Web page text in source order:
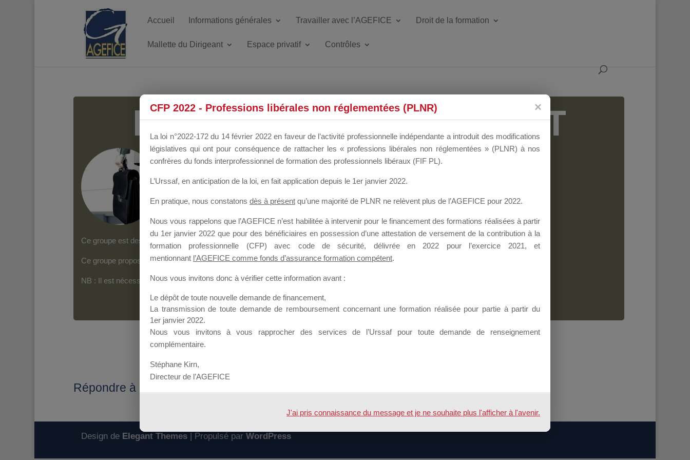
Accueil Informations générales Travailler avec l’AGEFICE Droit de la formation
Mallette du Dirigeant Espace privatif Contrôles
MALLETTE DU DIRIGEANT
Groupe Public il y a un mois
Ce groupe est destiné aux Organismes de Formation qui souhaitent répondre à l’Appel à Propositions Mallette du Dirigeant.
Ce groupe propose un forum dédié au support sur lequel il est possible de laisser un message ou poser une question.
NB : Il est nécessaire d’êtreinscrit(e)pour pouvoir rejoindre ce groupe
Répondre à : Comment savoir si les offres sont bien prises en comptes ?
Design de Elegant Themes| Propulsé par WordPress
CFP 2022 - Professions libérales non réglementées (PLNR)
La loi n°2022-172 du 14 février 2022 en faveur de l’activité professionnelle indépendante a introduit des modifications
législatives qui ont pour conséquence de rattacher les « professions libérales non réglementées » (PLNR) à nos
confrères du fonds interprofessionnel de formation des professionnels libéraux (FIF PL).
L’Urssaf, en anticipation de la loi, en fait application depuis le 1er janvier 2022.
En pratique, nous constatons dès à présent qu’une majorité de PLNR ne relèvent plus de l’AGEFICE pour 2022.
Nous vous rappelons que l’AGEFICE n’est habilitée à intervenir pour le financement des formations réalisées à partir
du 1er janvier 2022 que pour des bénéficiaires en possession d’une attestation de versement de la contribution à la
formation professionnelle (CFP) avec code de sécurité, délivrée en 2022 pour l’exercice 2021, et
mentionnant l’AGEFICE comme fonds d’assurance formation compétent.
Nous vous invitons donc à vérifier cette information avant :
Le dépôt de toute nouvelle demande de financement,
La transmission de toute demande de remboursement concernant une formation réalisée pour partie à partir du
1er janvier 2022.
Nous vous invitons à vous rapprocher des services de l’Urssaf pour toute demande de renseignement
complémentaire.
Stéphane Kirn,
Directeur de l’AGEFICE
J'ai pris connaissance du message et je ne souhaite plus l'afficher à l'avenir.